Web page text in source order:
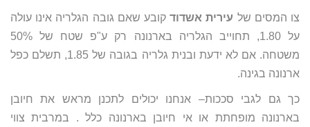
צו המסים של עירית אשדודקובע שאם גובה הגלריה אינו עולה
על 1.80, תחוייב הגלריה בארנונה רק ע"פ שטח של 50%
משטחה. אם לא ידעת ובנית גלריה בגובה של 1.85, תשלם כפל
ארנונה בגינה.
כך גם לגבי סככות– אנחנו יכולים לתכנן מראש את חיובן
בארנונה מופחתת או אי חיובן בארנונה כלל . במרבית צווי